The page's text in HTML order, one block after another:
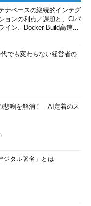
ナベースの継続的インテグ
ョンの利点／課題と、CIパ
イン、Docker Build高速化
でも変わらない経営者の
悲鳴を解消！ AI定着のス
ジタル署名」とは